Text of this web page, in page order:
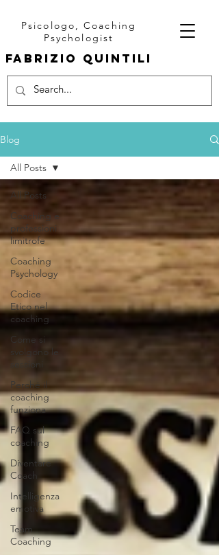
fabrizio quintili
Psicologo, Coaching
Psychologist
Blog
All Posts
Coaching e
professioni
limitrofe
Coaching
Psychology
Codice
Etico nel
coaching
Come si
svolgono le
sessioni
Perché il
coaching
funziona
FAQ sul
coaching
Diventare
Coach
Intelligenza
emotiva
Team
Coaching
All Posts